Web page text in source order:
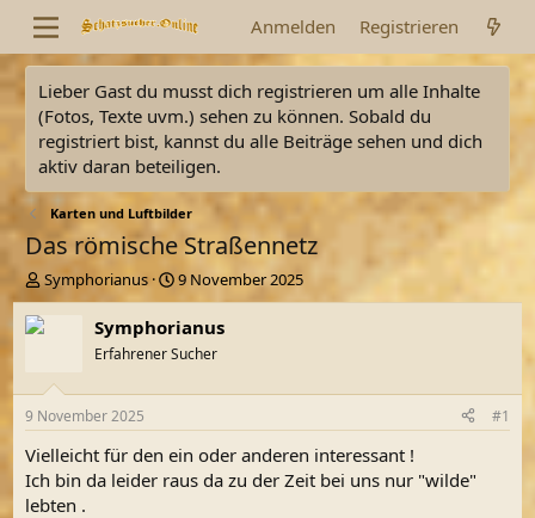
Anmelden Registrieren
Lieber Gast du musst dich registrieren um alle Inhalte
(Fotos, Texte uvm.) sehen zu können. Sobald du
registriert bist, kannst du alle Beiträge sehen und dich
aktiv daran beteiligen.
Karten und Luftbilder
Das römische Straßennetz
E
r
s
l
e
r
Symphorianus
E
r
s
e
t
a
9 November 2025
Symphorianus
Erfahrener Sucher
9 November 2025 #1
Vielleicht für den ein oder anderen interessant !
Ich bin da leider raus da zu der Zeit bei uns nur "wilde"
lebten .